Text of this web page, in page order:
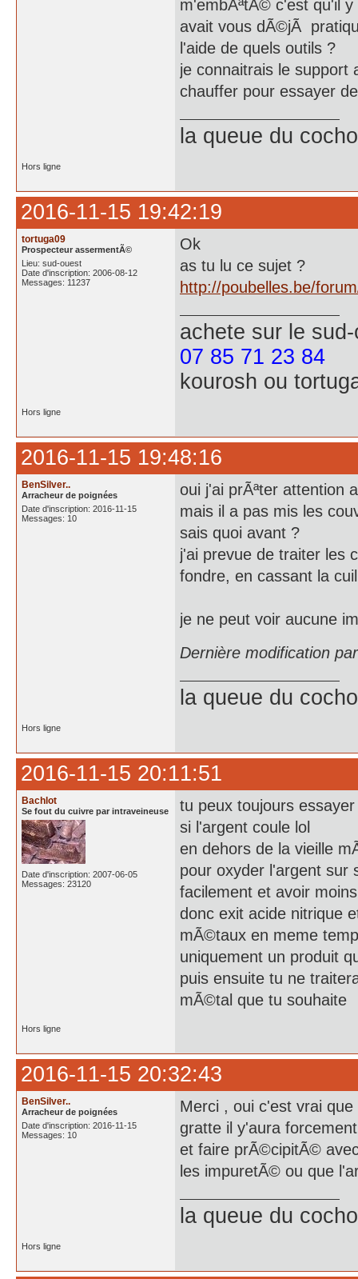
m'embÃªtÃ© c'est qu'il
avait vous dÃ©jÃ
l'aide de quels outils ?
je connaitrais le support
chauffer pour essayer
la queue du
Hors ligne
2016-11-15 19:42:19
tortuga09
Prospecteur assermentÃ©
Lieu: sud-ouest
Date d'inscription: 2006-08-12
Messages: 11237
Ok
as tu lu ce sujet ?
http://poubelles.be/
achete sur le
07 85 71 23 84
kourosh ou
Hors ligne
2016-11-15 19:48:16
BenSilver..
Arracheur de poignées
Date d'inscription: 2016-11-15
Messages: 10
oui j'ai prÃªter attention
mais il a pas mis les
sais quoi avant ?
j'ai prevue de traiter les
fondre, en cassant la
je ne peut voir aucune
Dernière modification
la queue du
Hors ligne
2016-11-15 20:11:51
Bachlot
Se fout du cuivre par intraveineuse
Date d'inscription: 2007-06-05
Messages: 23120
tu peux toujours
si l'argent coule lol
en dehors de la vieille
pour oxyder l'argent sur
facilement et avoir
donc exit acide nitrique
mÃ©taux en meme
uniquement un produit
puis ensuite tu ne
mÃ©tal que tu souhaite
Hors ligne
2016-11-15 20:32:43
BenSilver..
Arracheur de poignées
Date d'inscription: 2016-11-15
Messages: 10
Merci , oui c'est vrai
gratte il y'aura
et faire prÃ©cipitÃ©
les impuretÃ© ou que
la queue du
Hors ligne